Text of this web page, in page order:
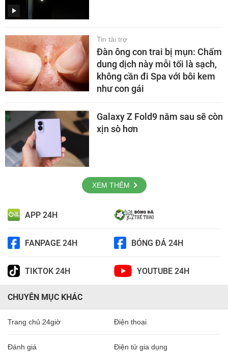
Tin tài trợ
Đàn ông con trai bị mụn: Chấm
dung dịch này mỗi tối là sạch,
không cần đi Spa với bôi kem
như con gái
Galaxy Z Fold9 năm sau sẽ còn
xịn sò hơn
XEM THÊM
APP 24H
FANPAGE 24H BÓNG ĐÁ 24H
TIKTOK 24H YOUTUBE 24H
CHUYÊN MỤC KHÁC
Trang chủ 24giờ Điện thoại
Đánh giá Điện tử gia dụng